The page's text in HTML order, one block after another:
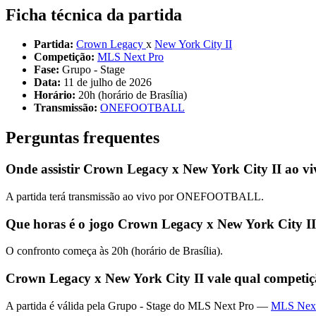
Ficha técnica da partida
Partida: Crown Legacy x New York City II
Competição: MLS Next Pro
Fase: Grupo - Stage
Data: 11 de julho de 2026
Horário: 20h (horário de Brasília)
Transmissão: ONEFOOTBALL
Perguntas frequentes
Onde assistir Crown Legacy x New York City II ao
A partida terá transmissão ao vivo por ONEFOOTBALL.
Que horas é o jogo Crown Legacy x New York City
O confronto começa às 20h (horário de Brasília).
Crown Legacy x New York City II vale qual
A partida é válida pela Grupo - Stage do MLS Next Pro — MLS